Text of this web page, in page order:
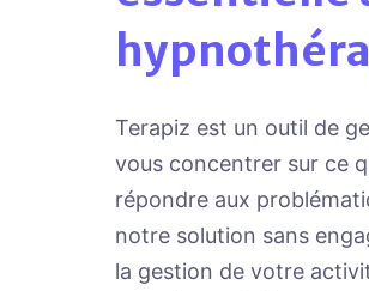
Terapiz est un outil de
vous concentrer sur ce
répondre aux
notre solution sans
la gestion de votre